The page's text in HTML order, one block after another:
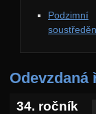
Podzimní
Odevzdaná
34. ročník